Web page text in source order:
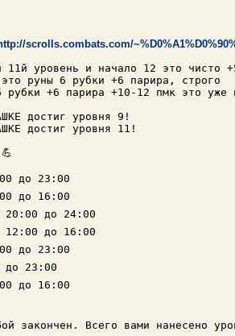
scrolls.combats.com/
11й уровень и начало 12 это чисто
руны 6 рубки +6 парира, строго
рубки +6 парира +10-12 пмк это уже
достиг уровня 9!
достиг уровня 11!
до 23:00
до 16:00
20:00 до 24:00
12:00 до 16:00
до 23:00
до 23:00
до 16:00
закончен. Всего вами нанесено